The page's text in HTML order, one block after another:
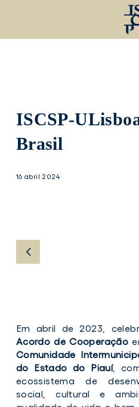
ISCSP-
Brasil
16 abril 2024
de
Formação
Especializada
-
Teresina,
Brasil
Em abril de 2023,
Acordo de Cooperação
Comunidade
do Estado do Piauí,
ecossistema de
social, cultural e